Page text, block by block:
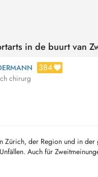
in de buurt van
384
chirurg
Zürich, der Region und in
Auch für
Hüfte, Kn...